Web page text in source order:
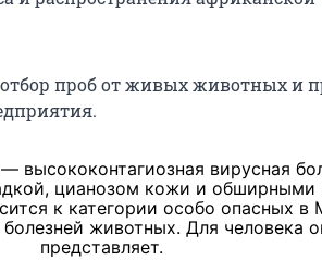
проб от живых животных и
высококонтагиозная вирусная
цианозом кожи и обширными
к категории особо опасных
животных. Для человека
представляет.